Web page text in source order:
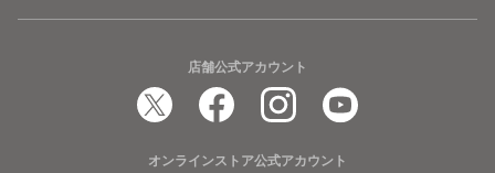
店舗公式アカウント
オンラインストア公式アカウント